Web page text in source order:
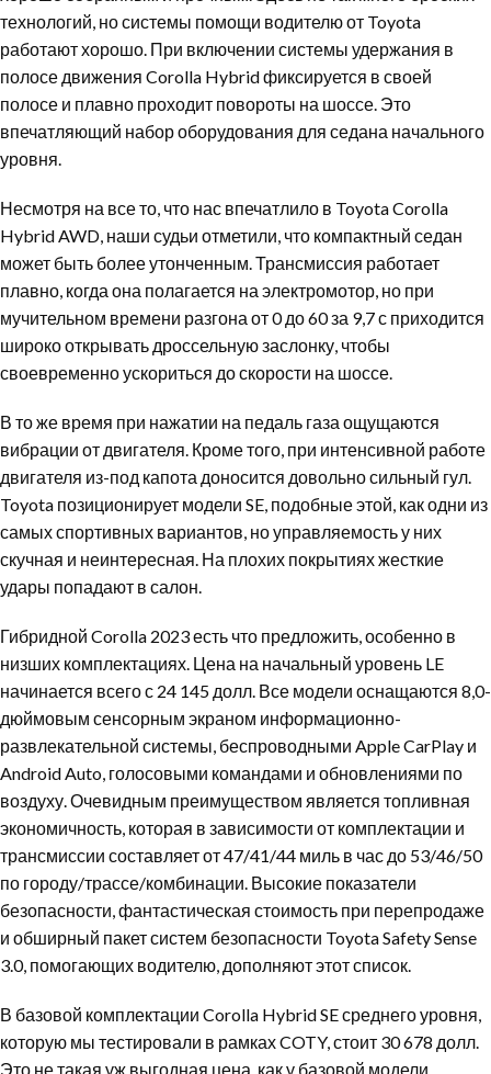
технологий, но системы помощи водителю от Toyota
работают хорошо. При включении системы удержания в
полосе движения Corolla Hybrid фиксируется в своей
полосе и плавно проходит повороты на шоссе. Это
впечатляющий набор оборудования для седана начального
уровня.
Несмотря на все то, что нас впечатлило в Toyota Corolla
Hybrid AWD, наши судьи отметили, что компактный седан
может быть более утонченным. Трансмиссия работает
плавно, когда она полагается на электромотор, но при
мучительном времени разгона от 0 до 60 за 9,7 с приходится
широко открывать дроссельную заслонку, чтобы
своевременно ускориться до скорости на шоссе.
В то же время при нажатии на педаль газа ощущаются
вибрации от двигателя. Кроме того, при интенсивной работе
двигателя из-под капота доносится довольно сильный гул.
Toyota позиционирует модели SE, подобные этой, как одни из
самых спортивных вариантов, но управляемость у них
скучная и неинтересная. На плохих покрытиях жесткие
удары попадают в салон.
Гибридной Corolla 2023 есть что предложить, особенно в
низших комплектациях. Цена на начальный уровень LE
начинается всего с 24 145 долл. Все модели оснащаются 8,0-
дюймовым сенсорным экраном информационно-
развлекательной системы, беспроводными Apple CarPlay и
Android Auto, голосовыми командами и обновлениями по
воздуху. Очевидным преимуществом является топливная
экономичность, которая в зависимости от комплектации и
трансмиссии составляет от 47/41/44 миль в час до 53/46/50
по городу/трассе/комбинации. Высокие показатели
безопасности, фантастическая стоимость при перепродаже
и обширный пакет систем безопасности Toyota Safety Sense
3.0, помогающих водителю, дополняют этот список.
В базовой комплектации Corolla Hybrid SE среднего уровня,
которую мы тестировали в рамках COTY, стоит 30 678 долл.
Это не такая уж выгодная цена, как у базовой модели,